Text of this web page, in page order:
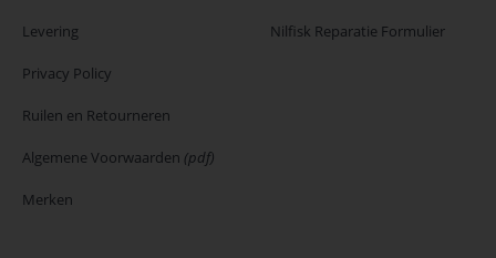
Levering
Privacy Policy
Ruilen en Retourneren
Algemene Voorwaarden (pdf)
Merken
Nilfisk Reparatie Formulier